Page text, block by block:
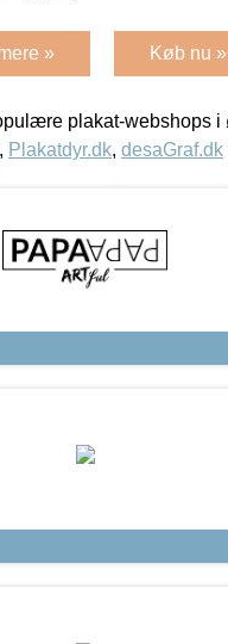
» Køb nu »
plakat-webshops i
, Plakatdyr.dk, desaGraf.dk